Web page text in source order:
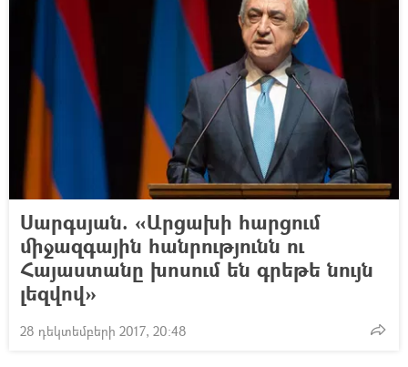
Սարգսյան. «Արցախի հարցում
միջազգային հանրությունն ու
Հայաստանը խոսում են գրեթե նույն
լեզվով»
28 դեկտեմբերի 2017, 20:48